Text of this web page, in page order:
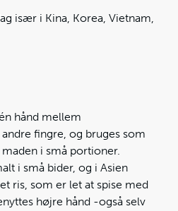
især i Kina, Korea, Vietnam,
hånd mellem
fingre, og bruges som
maden i små portioner.
i små bider, og i Asien
ris, som er let at spise med
højre hånd -også selv